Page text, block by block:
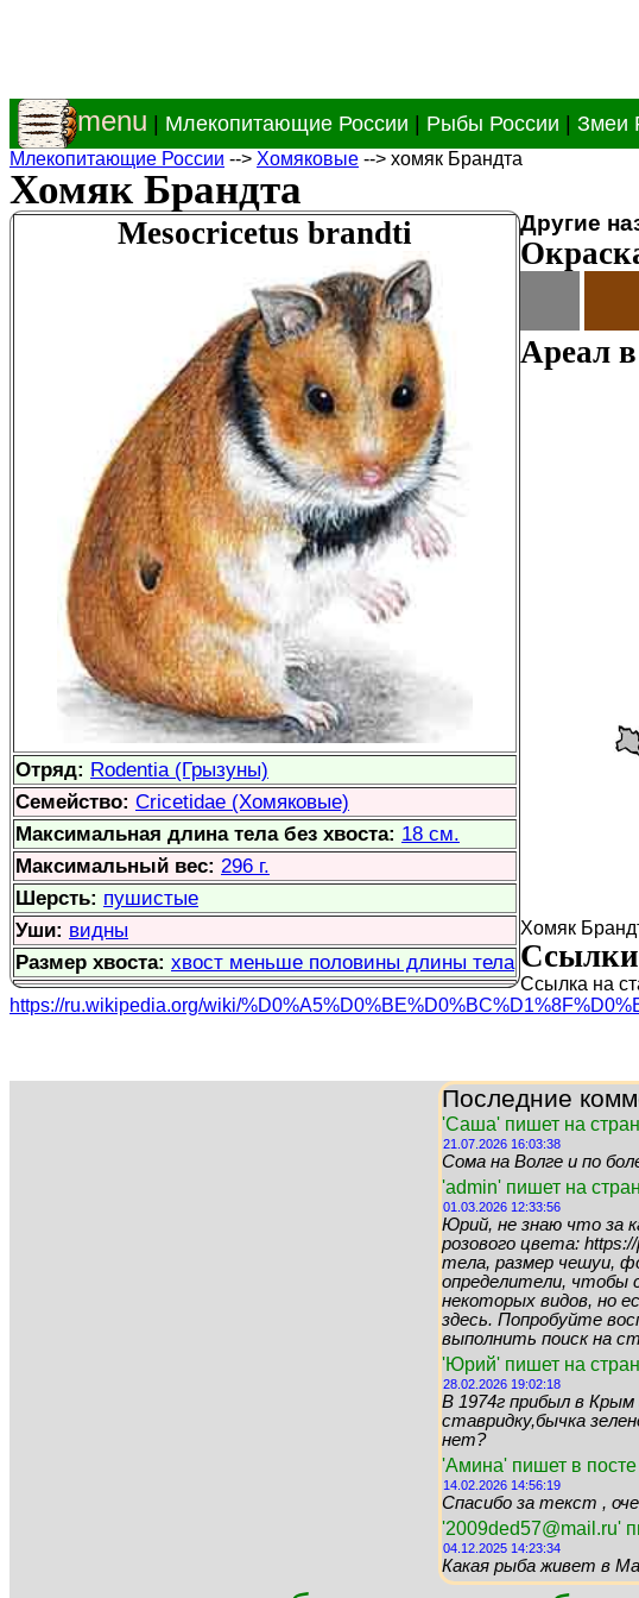
menu Млекопитающие России Рыбы России Змеи
Млекопитающие России --> Хомяковые --> хомяк Брандта
Хомяк Брандта
Другие
Mesocricetus brandti
Отряд: Rodentia (Грызуны)
Семейство: Cricetidae (Хомяковые)
Максимальная длина тела без хвоста: 18 см.
Максимальный вес: 296 г.
Шерсть: пушистые
Уши: видны
Размер хвоста: хвост меньше половины длины тела
Ареал
Хомяк
Ссылка на
https://ru.wikipedia.org/wiki/
Последние
'Саша' пишет на
21.07.2026 16:03:38
Сома на Волге и по
'admin' пишет на
01.03.2026 12:33:56
Юрий, не знаю что за
розового цвета:
тела, размер чешуи,
определители, чтобы
некоторых видов, но
здесь. Попробуйте
выполнить поиск на
'Юрий' пишет на
28.02.2026 19:02:18
В 1974г прибыл в Крым
ставридку,бычка
нет?
'Амина' пишет в посте
14.02.2026 14:56:19
Спасибо за текст ,
'2009ded57@mail.ru'
04.12.2025 14:23:34
Какая рыба живет в